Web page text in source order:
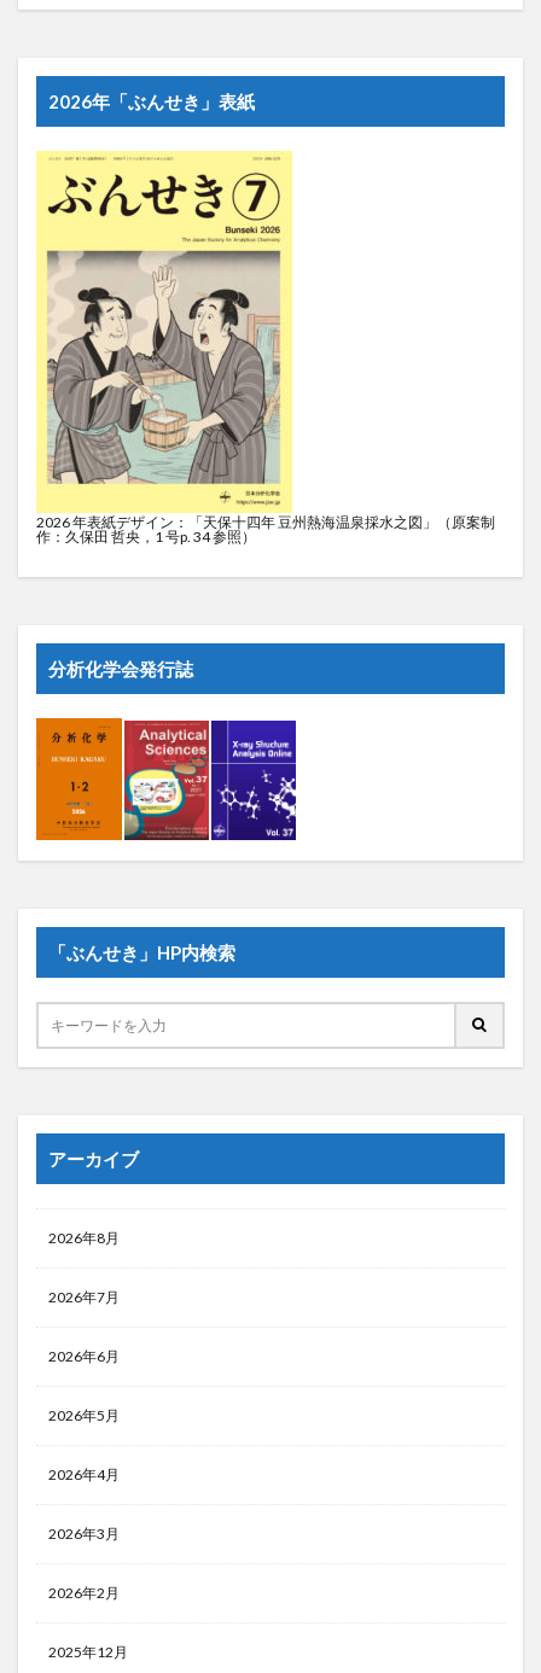
2026年「ぶんせき」表紙
2026 年表紙デザイン：「天保十四年 豆州熱海温泉採水之図」（原案制
作：久保田 哲央，1 号p. 34 参照）
分析化学会発行誌
「ぶんせき」HP内検索
アーカイブ
2026年8月
2026年7月
2026年6月
2026年5月
2026年4月
2026年3月
2026年2月
2025年12月